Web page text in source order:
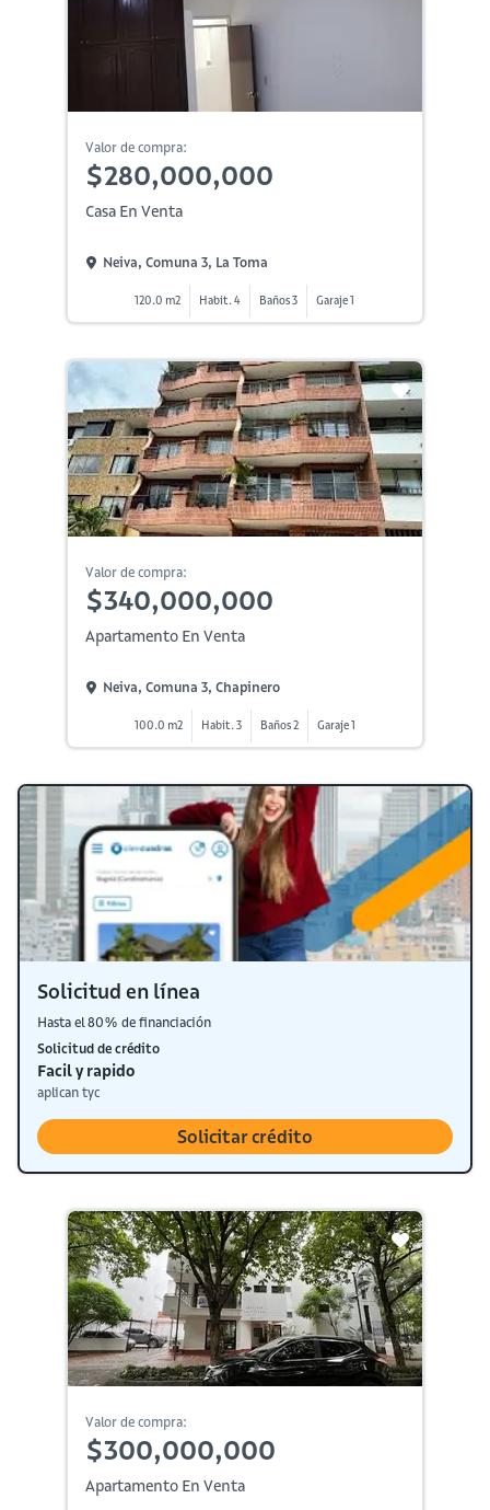
Valor de compra:
$280,000,000
Casa En Venta
Neiva, Comuna 3, La Toma
120.0 m2 Habit. 4 Baños 3 Garaje 1
Valor de compra:
$340,000,000
Apartamento En Venta
Neiva, Comuna 3, Chapinero
100.0 m2 Habit. 3 Baños 2 Garaje 1
Solicitud en línea
Hasta el 80% de financiación
Solicitud de crédito
Facil y rapido
aplican tyc
Solicitar crédito
Valor de compra:
$300,000,000
Apartamento En Venta